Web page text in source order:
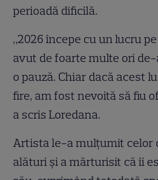
perioadă dificilă.
„2026 începe cu un lucru
avut de foarte multe ori
o pauză. Chiar dacă acest
fire, am fost nevoită să fiu
a scris Loredana.
Artista le-a mulțumit celor
alături și a mărturisit că îi